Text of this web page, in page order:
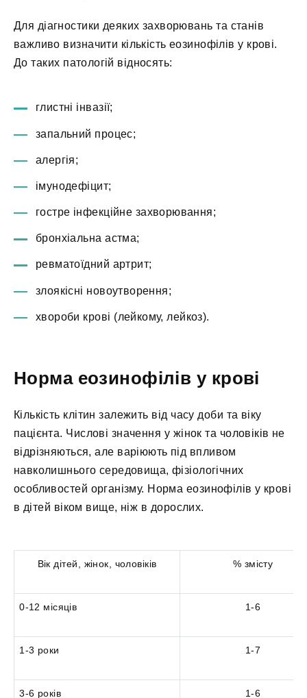
Для діагностики деяких захворювань та станів
важливо визначити кількість еозинофілів у крові.
До таких патологій відносять:
глистні інвазії;
запальний процес;
алергія;
імунодефіцит;
гостре інфекційне захворювання;
бронхіальна астма;
ревматоїдний артрит;
злоякісні новоутворення;
хвороби крові (лейкому, лейкоз).
Норма еозинофілів у крові
Кількість клітин залежить від часу доби та віку
пацієнта. Числові значення у жінок та чоловіків не
відрізняються, але варіюють під впливом
навколишнього середовища, фізіологічних
особливостей організму. Норма еозинофілів у крові
в дітей віком вище, ніж в дорослих.
Вік дітей, жінок, чоловіків % змісту
0-12 місяців 1-6
1-3 роки 1-7
3-6 років 1-6